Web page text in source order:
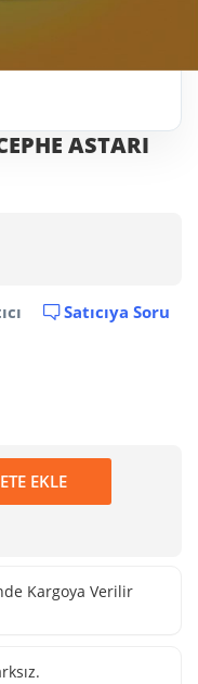
ASTARI
Satıcıya Soru
EKLE
Kargoya Verilir